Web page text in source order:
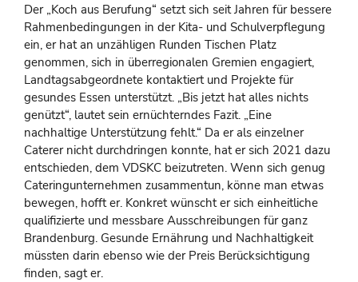
Der „Koch aus Berufung“ setzt sich seit Jahren für bessere
Rahmenbedingungen in der Kita- und Schulverpflegung
ein, er hat an unzähligen Runden Tischen Platz
genommen, sich in überregionalen Gremien engagiert,
Landtagsabgeordnete kontaktiert und Projekte für
gesundes Essen unterstützt. „Bis jetzt hat alles nichts
genützt“, lautet sein ernüchterndes Fazit. „Eine
nachhaltige Unterstützung fehlt.“ Da er als einzelner
Caterer nicht durchdringen konnte, hat er sich 2021 dazu
entschieden, dem VDSKC beizutreten. Wenn sich genug
Cateringunternehmen zusammentun, könne man etwas
bewegen, hofft er. Konkret wünscht er sich einheitliche
qualifizierte und messbare Ausschreibungen für ganz
Brandenburg. Gesunde Ernährung und Nachhaltigkeit
müssten darin ebenso wie der Preis Berücksichtigung
finden, sagt er.